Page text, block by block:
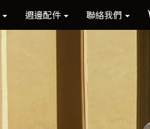
週邊配件 聯絡我們